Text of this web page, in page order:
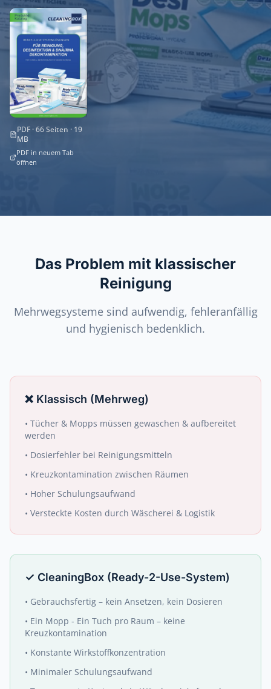
PDF · 66 Seiten · 19
MB
PDF in neuem Tab
öffnen
Das Problem mit klassischer
Reinigung
Mehrwegsysteme sind aufwendig, fehleranfällig
und hygienisch bedenklich.
❌ Klassisch (Mehrweg)
• Tücher & Mopps müssen gewaschen & aufbereitet
werden
• Dosierfehler bei Reinigungsmitteln
• Kreuzkontamination zwischen Räumen
• Hoher Schulungsaufwand
• Versteckte Kosten durch Wäscherei & Logistik
✓ CleaningBox (Ready-2-Use-System)
• Gebrauchsfertig – kein Ansetzen, kein Dosieren
• Ein Mopp - Ein Tuch pro Raum – keine
Kreuzkontamination
• Konstante Wirkstoffkonzentration
• Minimaler Schulungsaufwand